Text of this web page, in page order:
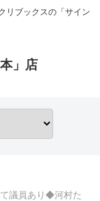
リブックスの「サイン
」店
議員あり◆河村た